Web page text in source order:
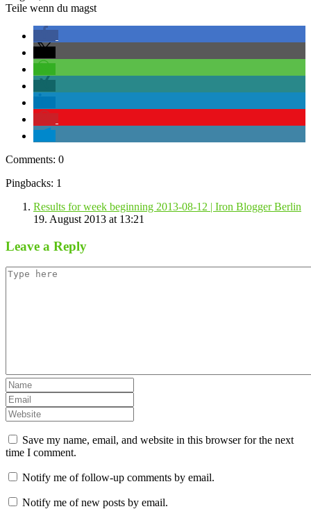
Teile wenn du magst
Comments: 0
Pingbacks: 1
Results for week beginning 2013-08-12 | Iron Blogger Berlin
19. August 2013 at 13:21
Leave a Reply
Save my name, email, and website in this browser for the next
time I comment.
Notify me of follow-up comments by email.
Notify me of new posts by email.